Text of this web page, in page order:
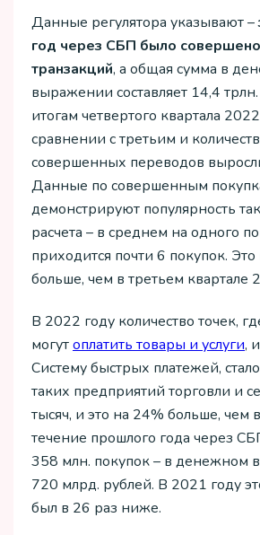
Данные регулятора указывают –
год через СБП было
транзакций, а общая сумма в
выражении составляет 14,4
итогам четвертого квартала
сравнении с третьим и
совершенных переводов
Данные по совершенным
демонстрируют популярность
расчета – в среднем на одного
приходится почти 6 покупок. Это
больше, чем в третьем квартале
В 2022 году количество точек,
могутоплатить товары и услуги,
Систему быстрых платежей,
таких предприятий торговли и
тысяч, и это на 24% больше, чем
течение прошлого года через
358 млн. покупок – в денежном
720 млрд. рублей. В 2021 году
был в 26 раз ниже.